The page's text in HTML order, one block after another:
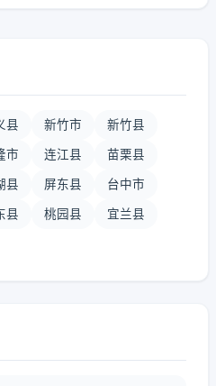
县 新竹市 新竹县
市 连江县 苗栗县
县 屏东县 台中市
县 桃园县 宜兰县